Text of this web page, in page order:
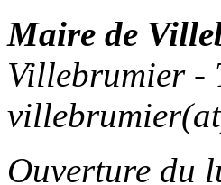
Maire de
Villebrumier -
Ouverture du